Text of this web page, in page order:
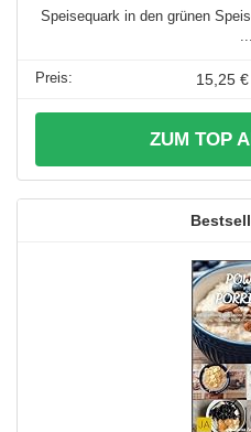
Speisequark in den grünen
15,25 €
ZUM TOP